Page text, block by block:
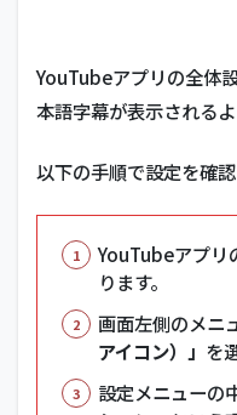
YouTubeアプリの全体
本語字幕が表示される
以下の手順で設定を確認
YouTubeアプリ
ります。
画面左側のメニ
アイコン）」 を
設定メニューの